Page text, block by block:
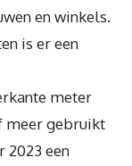
en winkels.
is er een
meter
meer gebruikt
2023 een